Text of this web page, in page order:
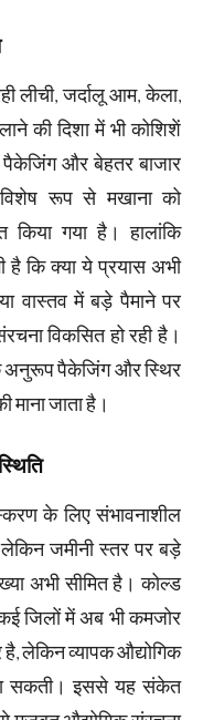
लीची, जर्दालू आम, केला,
की दिशा में भी कोशिशें
पैकेजिंग और बेहतर बाजार
रूप से मखाना को
गया है। हालांकि
है कि क्या ये प्रयास अभी
वास्तव में बड़े पैमाने पर
विकसित हो रही है।
के अनुरूप पैकेजिंग और स्थिर
माना जाता है।
के लिए संभावनाशील
जमीनी स्तर पर बड़े
अभी सीमित है। कोल्ड
जिलों में अब भी कमजोर
लेकिन व्यापक औद्योगिक
सकती। इससे यह संकेत